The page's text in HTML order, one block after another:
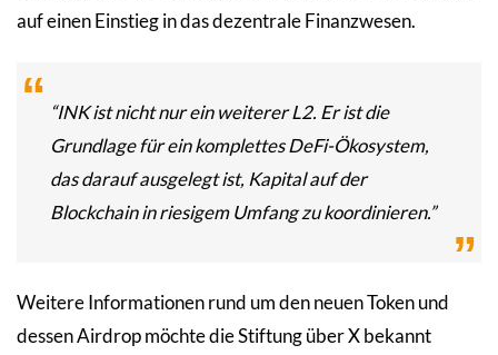
auf einen Einstieg in das dezentrale Finanzwesen.
“INK ist nicht nur ein weiterer L2. Er ist die
Grundlage für ein komplettes DeFi-Ökosystem,
das darauf ausgelegt ist, Kapital auf der
Blockchain in riesigem Umfang zu koordinieren.”
Weitere Informationen rund um den neuen Token und
dessen Airdrop möchte die Stiftung über X bekannt